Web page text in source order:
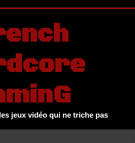
jeux vidéo qui ne triche pas